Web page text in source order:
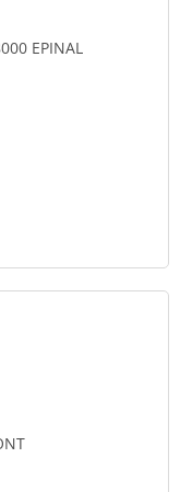
EPINAL